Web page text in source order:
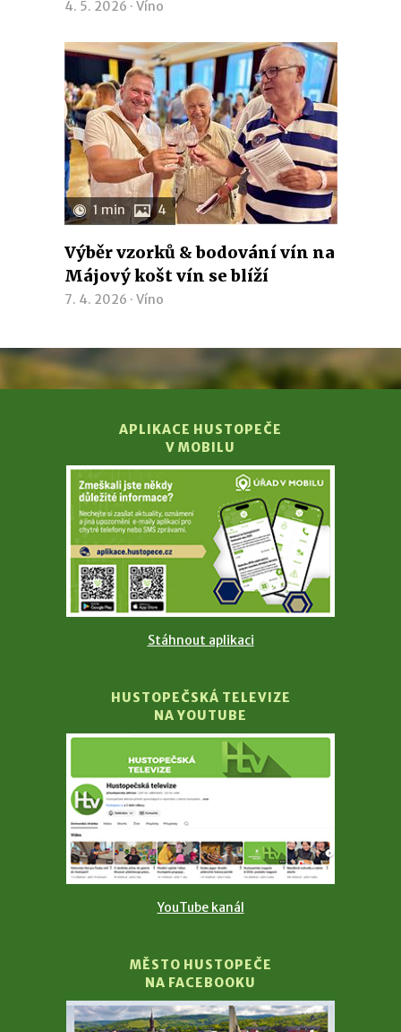
4. 5. 2026 · Víno
1 min 4
Výběr vzorků & bodování vín na
Májový košt vín se blíží
7. 4. 2026 · Víno
APLIKACE HUSTOPEČE
V MOBILU
Stáhnout aplikaci
HUSTOPEČSKÁ TELEVIZE
NA YOUTUBE
YouTube kanál
MĚSTO HUSTOPEČE
NA FACEBOOKU